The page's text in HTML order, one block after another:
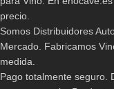
precio.
Somos Distribuidores
Mercado. Fabricamos
medida.
Pago totalmente seguro.